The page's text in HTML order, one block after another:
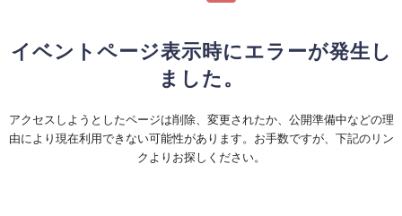
イベントページ表示時にエラーが発生し
ました。
アクセスしようとしたページは削除、変更されたか、公開準備中などの理
由により現在利用できない可能性があります。お手数ですが、下記のリン
クよりお探しください。